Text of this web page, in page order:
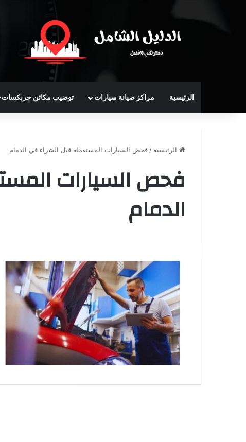
الرئيسية مراكز صيانة سيارات توضيب مكائن جربكسات
الرئيسية /فحص السيارات المستعملة قبل الشراء في الدمام
فحص السيارات
الدمام